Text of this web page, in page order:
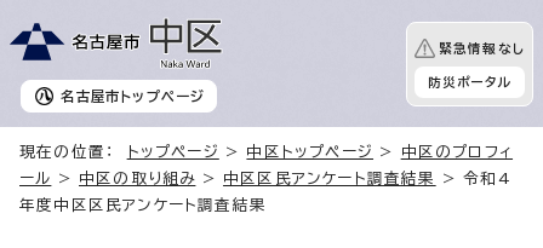
名古屋市 トップページ
緊急情報なし
防災ポータル
現在の位置： トップページ > 中区トップページ >
中区のプロフィ
ール
> 中区の取り組み > 中区区民アンケート調査結果
> 令和4
年度中区区民アンケート調査結果